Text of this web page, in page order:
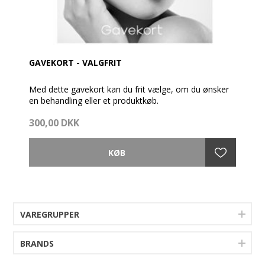
GAVEKORT - VALGFRIT
Med dette gavekort kan du frit vælge, om du ønsker
en behandling eller et produktkøb.
Gavekortet pakkes fint ind med brochure og en
Så vidt muligt afsendes gavekortet samme dag som
bestillingen er modtaget - dog før kl. 14
300,00 DKK
VAREGRUPPER
BRANDS